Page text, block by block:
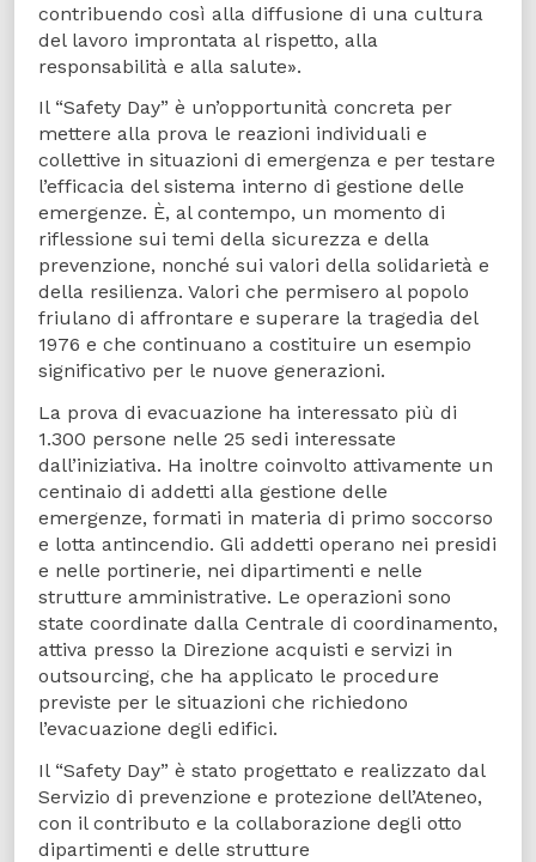
contribuendo così alla diffusione di una cultura
del lavoro improntata al rispetto, alla
responsabilità e alla salute».
Il “Safety Day” è un’opportunità concreta per
mettere alla prova le reazioni individuali e
collettive in situazioni di emergenza e per testare
l’efficacia del sistema interno di gestione delle
emergenze. È, al contempo, un momento di
riflessione sui temi della sicurezza e della
prevenzione, nonché sui valori della solidarietà e
della resilienza. Valori che permisero al popolo
friulano di affrontare e superare la tragedia del
1976 e che continuano a costituire un esempio
significativo per le nuove generazioni.
La prova di evacuazione ha interessato più di
1.300 persone nelle 25 sedi interessate
dall’iniziativa. Ha inoltre coinvolto attivamente un
centinaio di addetti alla gestione delle
emergenze, formati in materia di primo soccorso
e lotta antincendio. Gli addetti operano nei presidi
e nelle portinerie, nei dipartimenti e nelle
strutture amministrative. Le operazioni sono
state coordinate dalla Centrale di coordinamento,
attiva presso la Direzione acquisti e servizi in
outsourcing, che ha applicato le procedure
previste per le situazioni che richiedono
l’evacuazione degli edifici.
Il “Safety Day” è stato progettato e realizzato dal
Servizio di prevenzione e protezione dell’Ateneo,
con il contributo e la collaborazione degli otto
dipartimenti e delle strutture